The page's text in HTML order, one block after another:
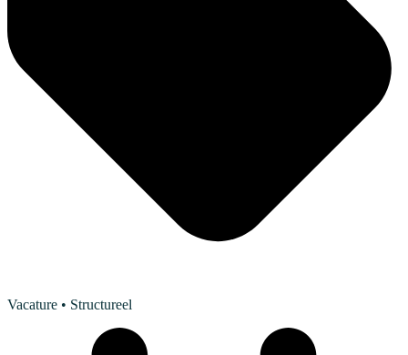
Vacature • Structureel